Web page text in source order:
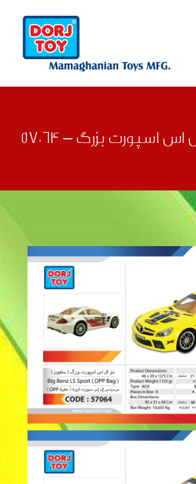
اس اسپورت بزرگ – 57064
قبلی بعدی
– 57064